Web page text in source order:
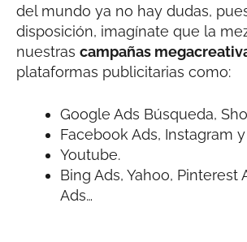
del mundo ya no hay dudas,
disposición, imagínate que la
nuestras campañas
plataformas publicitarias como:
Google Ads Búsqueda,
Facebook Ads, Instagram y
Youtube.
Bing Ads, Yahoo, Pinterest
Ads…